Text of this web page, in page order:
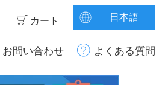
カート 日本語
お問い合わせ よくある質問